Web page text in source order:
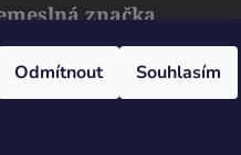
Odmítnout Souhlasím
značka
přírody a luxusu